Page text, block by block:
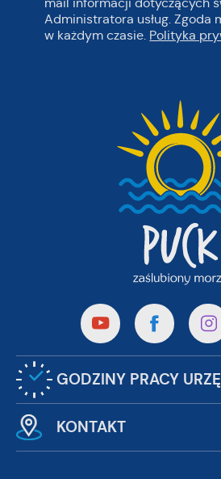
Administratora usług. Zgoda
w każdym czasie. Polityka
GODZINY PRACY
KONTAKT